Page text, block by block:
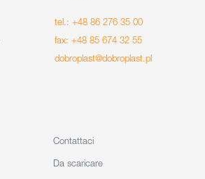
tel.: +48 86 276 35 00
fax: +48 85 674 32 55
dobroplast@dobroplast.pl
Contattaci
Da scaricare